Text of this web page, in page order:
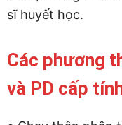
sĩ huyết học.
Các phương
và PD cấp